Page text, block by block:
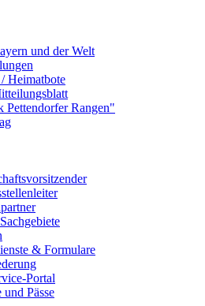
und der Welt
Heimatbote
Rangen"
& Formulare
Portal
Pässe